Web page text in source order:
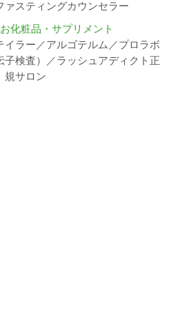
ァスティングカウンセラー
化粧品・サプリメント
イラー／アルゴテルム／プロラボ
子検査）／ラッシュアディクト正
規サロン